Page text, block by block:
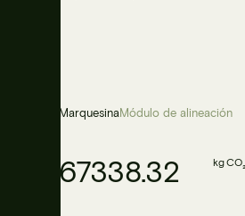
MarquesinaMódulo de alineación
67338.32
kg